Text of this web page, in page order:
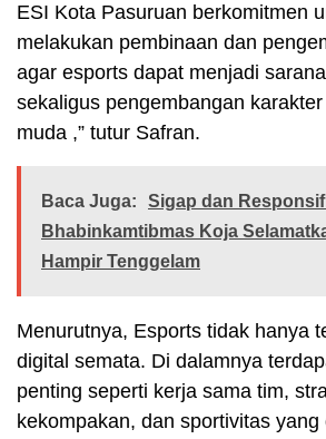
ESI Kota Pasuruan berkomitmen
melakukan pembinaan dan
agar esports dapat menjadi
sekaligus pengembangan
muda ,” tutur Safran.
Baca Juga:
Sigap dan
Bhabinkamtibmas Koja
Hampir Tenggelam
Menurutnya, Esports tidak hanya
digital semata. Di dalamnya
penting seperti kerja sama tim,
kekompakan, dan sportivitas yang